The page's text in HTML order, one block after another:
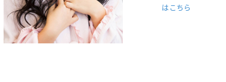
はこちら